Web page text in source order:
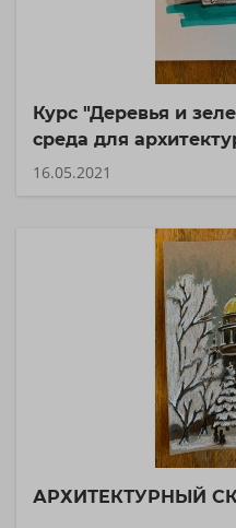
Курс "Деревья и
среда для
16.05.2021
АРХИТЕКТУРНЫЙ